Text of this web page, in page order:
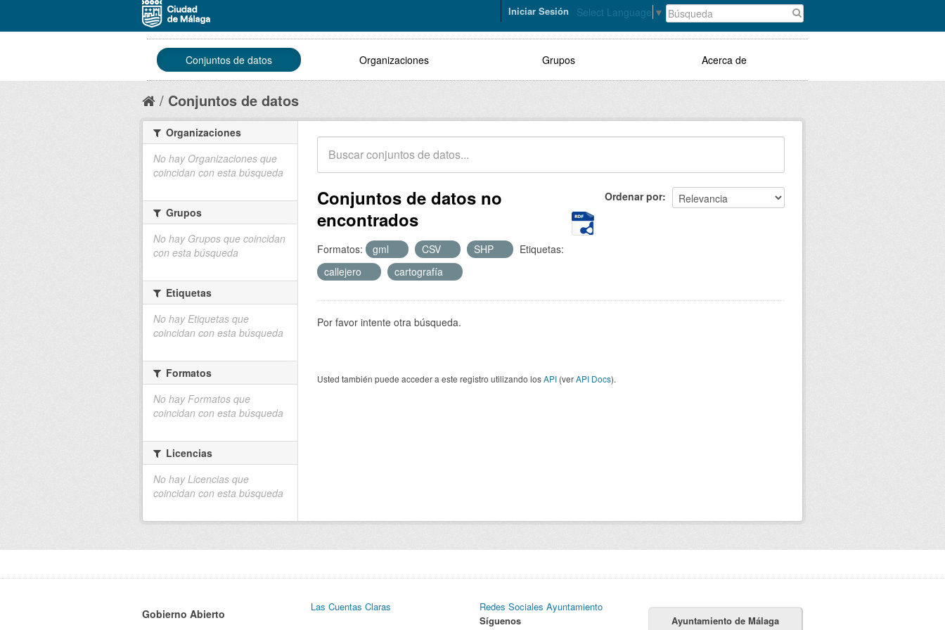
Select Language ▼
Iniciar Sesión
Conjuntos de datos Organizaciones Grupos Acerca de
Conjuntos de datos
Ordenar por
Conjuntos de datos no
encontrados
Formatos: gml CSV SHP
Etiquetas:
callejero
cartografía
Por favor intente otra búsqueda.
Usted también puede acceder a este registro utilizando losAPI (verAPI Docs).
Organizaciones
No hay Organizaciones que
coincidan con esta búsqueda
Grupos
No hay Grupos que coincidan
con esta búsqueda
Etiquetas
No hay Etiquetas que
coincidan con esta búsqueda
Formatos
No hay Formatos que
coincidan con esta búsqueda
Licencias
No hay Licencias que
coincidan con esta búsqueda
Gobierno Abierto
Las Cuentas Claras
Redes Sociales Ayuntamiento
Síguenos
Ayuntamiento de Málaga